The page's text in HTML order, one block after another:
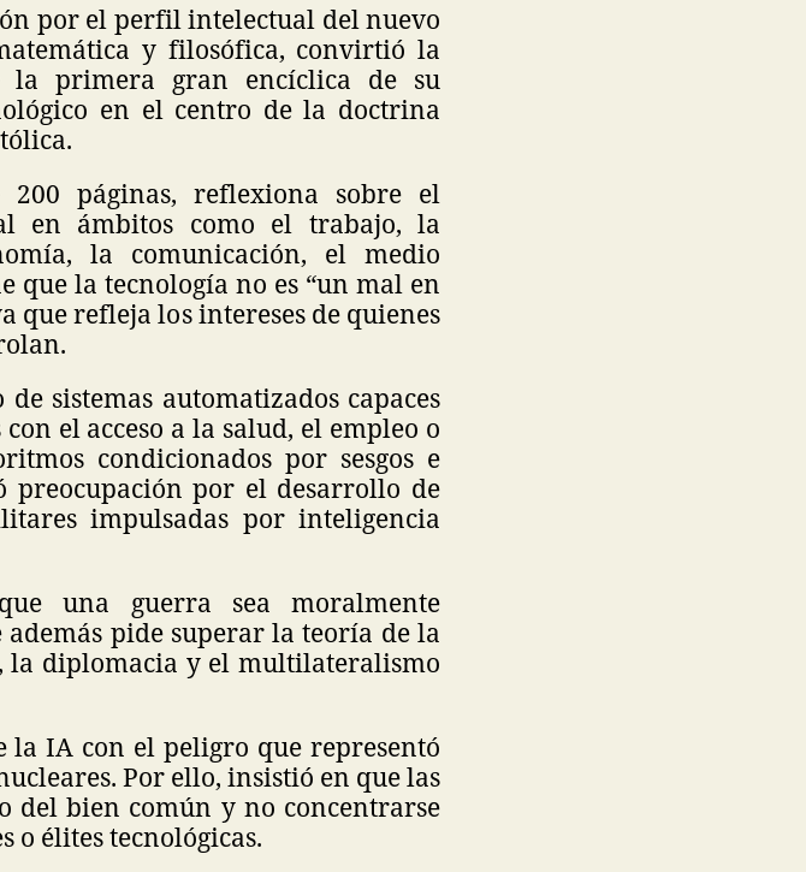
por el perfil intelectual del nuevo
y filosófica, convirtió la
primera gran encíclica de su
en el centro de la doctrina
200 páginas, reflexiona sobre el
en ámbitos como el trabajo, la
la comunicación, el medio
que la tecnología no es “un mal en
que refleja los intereses de quienes
sistemas automatizados capaces
el acceso a la salud, el empleo o
condicionados por sesgos e
preocupación por el desarrollo de
impulsadas por inteligencia
una guerra sea moralmente
además pide superar la teoría de la
la diplomacia y el multilateralismo
la IA con el peligro que representó
Por ello, insistió en que las
del bien común y no concentrarse
o élites tecnológicas.